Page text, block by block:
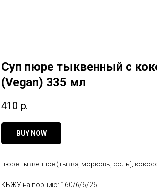
Суп пюре тыквенный с
(Vegan) 335 мл
410 р.
BUY NOW
пюре тыквенное (тыква, морковь, соль),
КБЖУ на порцию: 160/6/6/26